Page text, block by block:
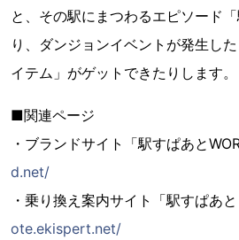
と、その駅にまつわるエピソード
り、ダンジョンイベントが発生し
イテム」がゲットできたりします。
■関連ページ
・ブランドサイト「駅すぱあと
d.net/
・乗り換え案内サイト「駅すぱあ
ote.ekispert.net/